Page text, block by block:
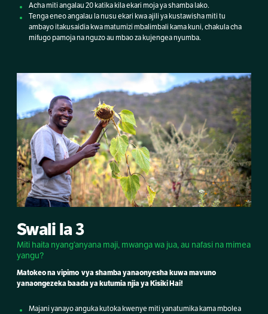
Acha miti angalau 20 katika kila ekari moja ya shamba lako.
Tenga eneo angalau la nusu ekari kwa ajili ya kustawisha miti tu
ambayo itakusaidia kwa matumizi mbalimbali kama kuni, chakula cha
mifugo pamoja na nguzo au mbao za kujengea nyumba.
Swali la 3
Miti haita nyang’anyana maji, mwanga wa jua, au nafasi na mimea
yangu?
Matokeo na vipimo vya shamba yanaonyesha kuwa mavuno
yanaongezeka baada ya kutumia njia ya Kisiki Hai!
Majani yanayo anguka kutoka kwenye miti yanatumika kama mbolea